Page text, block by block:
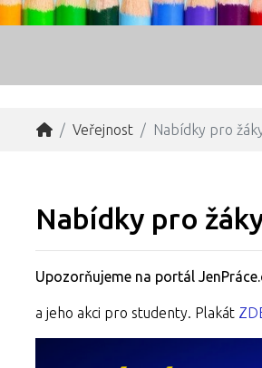
Veřejnost Nabídky pro
Nabídky pro
Upozorňujeme na portál
a jeho akci pro studenty. Plakát